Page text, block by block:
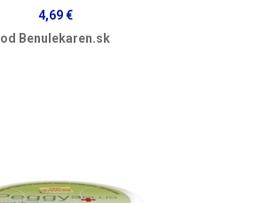
4,69 €
od Benulekaren.sk